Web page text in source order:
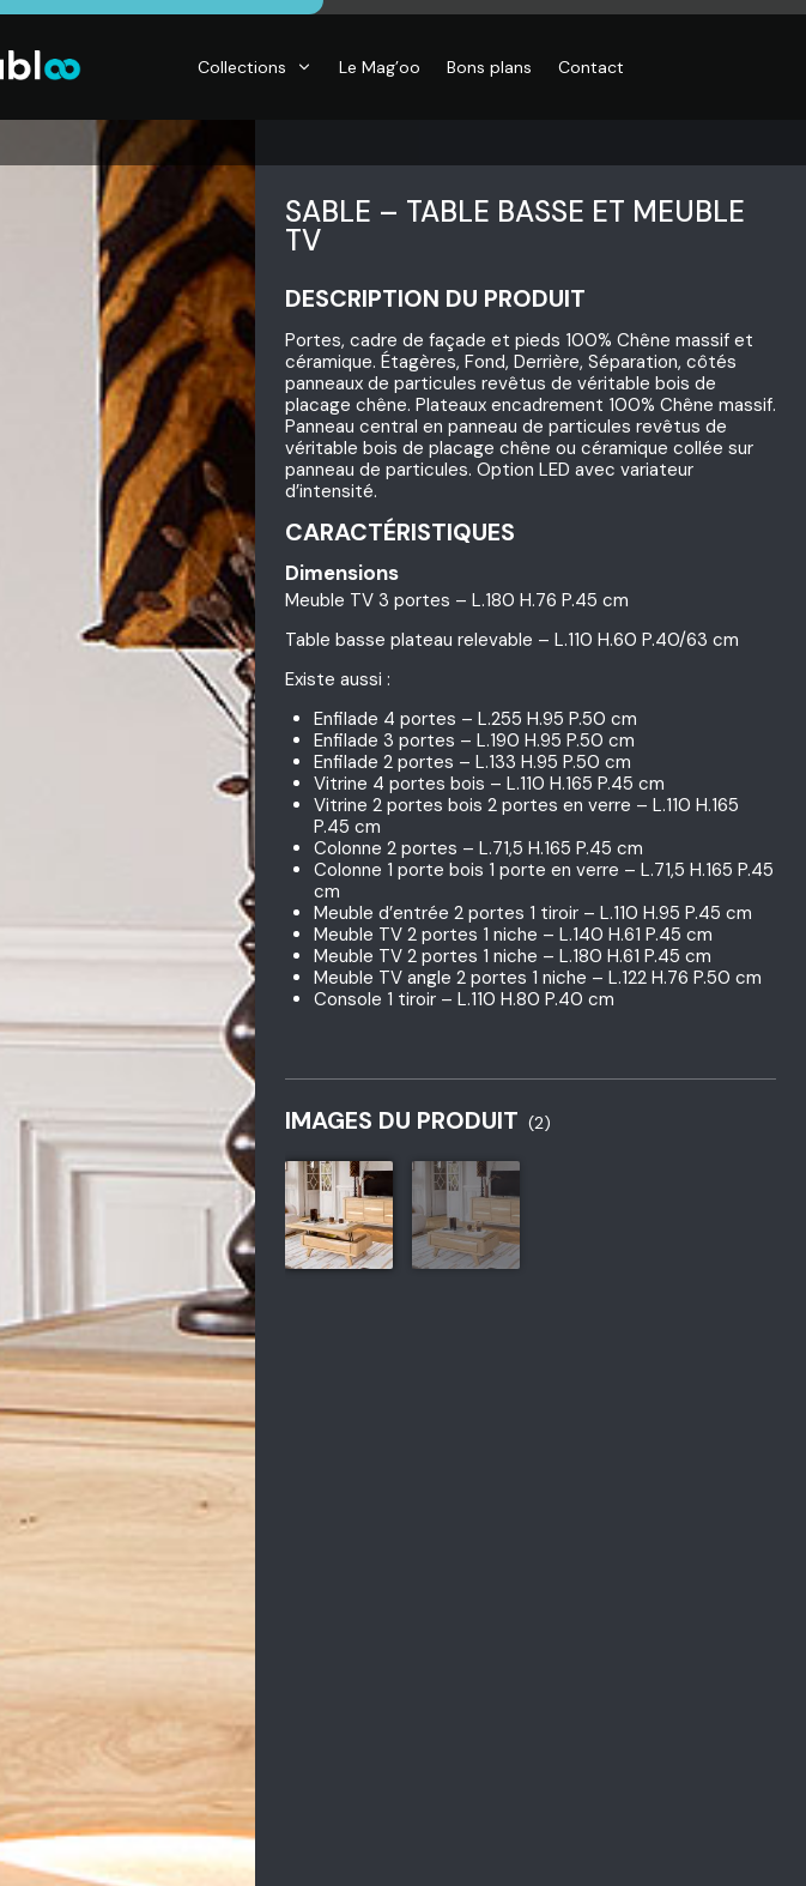
Collections
LITERIE
Matelas,
Sommiers,
électriques,
Linge de maison
DÉCO
Accessoires de
maison, Objets
déco,
Luminaires,
Déco murales
Le Mag’oo Bons plans Contact
SABLE – TABLE BASSE ET MEUBLE
TV
DESCRIPTION DU PRODUIT
Portes, cadre de façade et pieds 100% Chêne massif et
céramique. Étagères, Fond, Derrière, Séparation, côtés
panneaux de particules revêtus de véritable bois de
placage chêne. Plateaux encadrement 100% Chêne massif.
Panneau central en panneau de particules revêtus de
véritable bois de placage chêne ou céramique collée sur
panneau de particules. Option LED avec variateur
d’intensité.
CARACTÉRISTIQUES
Dimensions
Meuble TV 3 portes – L.180 H.76 P.45 cm
Table basse plateau relevable – L.110 H.60 P.40/63 cm
Existe aussi :
Enfilade 4 portes – L.255 H.95 P.50 cm
Enfilade 3 portes – L.190 H.95 P.50 cm
Enfilade 2 portes – L.133 H.95 P.50 cm
Vitrine 4 portes bois – L.110 H.165 P.45 cm
Vitrine 2 portes bois 2 portes en verre – L.110 H.165
P.45 cm
Colonne 2 portes – L.71,5 H.165 P.45 cm
Colonne 1 porte bois 1 porte en verre – L.71,5 H.165 P.45
cm
Meuble d’entrée 2 portes 1 tiroir – L.110 H.95 P.45 cm
Meuble TV 2 portes 1 niche – L.140 H.61 P.45 cm
Meuble TV 2 portes 1 niche – L.180 H.61 P.45 cm
Meuble TV angle 2 portes 1 niche – L.122 H.76 P.50 cm
Console 1 tiroir – L.110 H.80 P.40 cm
IMAGES DU PRODUIT (2)